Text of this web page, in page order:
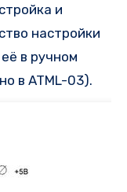
и
настройки
в ручном
в ATML-03).